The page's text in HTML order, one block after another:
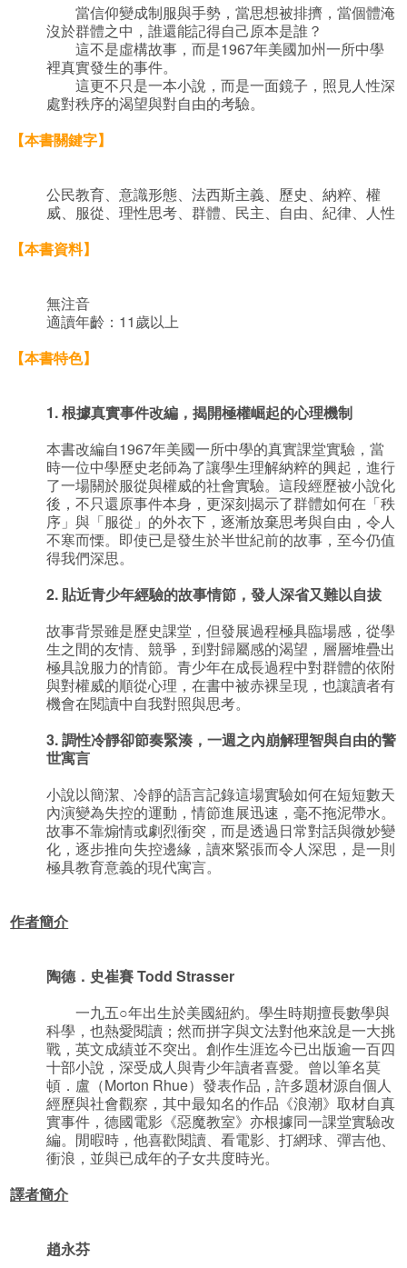
當信仰變成制服與手勢，當思想被排擠，當個體淹
沒於群體之中，誰還能記得自己原本是誰？
這不是虛構故事，而是1967年美國加州一所中學
裡真實發生的事件。
這更不只是一本小說，而是一面鏡子，照見人性深
處對秩序的渴望與對自由的考驗。
【本書關鍵字】
公民教育、意識形態、法西斯主義、歷史、納粹、權
威、服從、理性思考、群體、民主、自由、紀律、人性
【本書資料】
無注音
適讀年齡：11歲以上
【本書特色】
1.根據真實事件改編，揭開極權崛起的心理機制
本書改編自1967年美國一所中學的真實課堂實驗，當
時一位中學歷史老師為了讓學生理解納粹的興起，進行
了一場關於服從與權威的社會實驗。這段經歷被小說化
後，不只還原事件本身，更深刻揭示了群體如何在「秩
序」與「服從」的外衣下，逐漸放棄思考與自由，令人
不寒而慄。即使已是發生於半世紀前的故事，至今仍值
得我們深思。
2. 貼近青少年經驗的故事情節，發人深省又難以自拔
故事背景雖是歷史課堂，但發展過程極具臨場感，從學
生之間的友情、競爭，到對歸屬感的渴望，層層堆疊出
極具說服力的情節。青少年在成長過程中對群體的依附
與對權威的順從心理，在書中被赤裸呈現，也讓讀者有
機會在閱讀中自我對照與思考。
3.調性冷靜卻節奏緊湊，一週之內崩解理智與自由的警
世寓言
小說以簡潔、冷靜的語言記錄這場實驗如何在短短數天
內演變為失控的運動，情節進展迅速，毫不拖泥帶水。
故事不靠煽情或劇烈衝突，而是透過日常對話與微妙變
化，逐步推向失控邊緣，讀來緊張而令人深思，是一則
極具教育意義的現代寓言。
作者簡介
陶德．史崔賽 Todd Strasser
一九五○年出生於美國紐約。學生時期擅長數學與
科學，也熱愛閱讀；然而拼字與文法對他來說是一大挑
戰，英文成績並不突出。創作生涯迄今已出版逾一百四
十部小說，深受成人與青少年讀者喜愛。曾以筆名莫
頓．盧（Morton Rhue）發表作品，許多題材源自個人
經歷與社會觀察，其中最知名的作品《浪潮》取材自真
實事件，德國電影《惡魔教室》亦根據同一課堂實驗改
編。閒暇時，他喜歡閱讀、看電影、打網球、彈吉他、
衝浪，並與已成年的子女共度時光。
譯者簡介
趙永芬